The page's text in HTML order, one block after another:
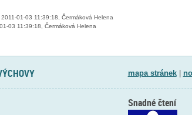
2011-01-03 11:39:18, Čermáková Helena
03 11:39:18, Čermáková Helena
mapa stránek|
Snadné čtení